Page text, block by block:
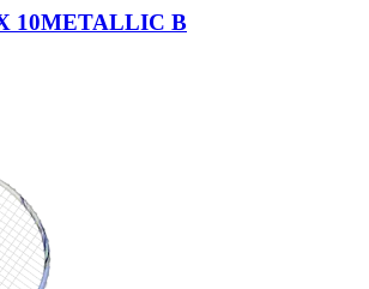
10METALLIC B